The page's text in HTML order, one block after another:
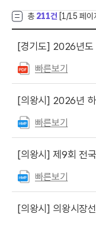
총 211건 [1 /15 페이
[경기도] 2026년도 하
빠른보기
[의왕시] 2026년
빠른보기
[의왕시] 제9회 전국동시지
빠른보기
[의왕시] 의왕시장